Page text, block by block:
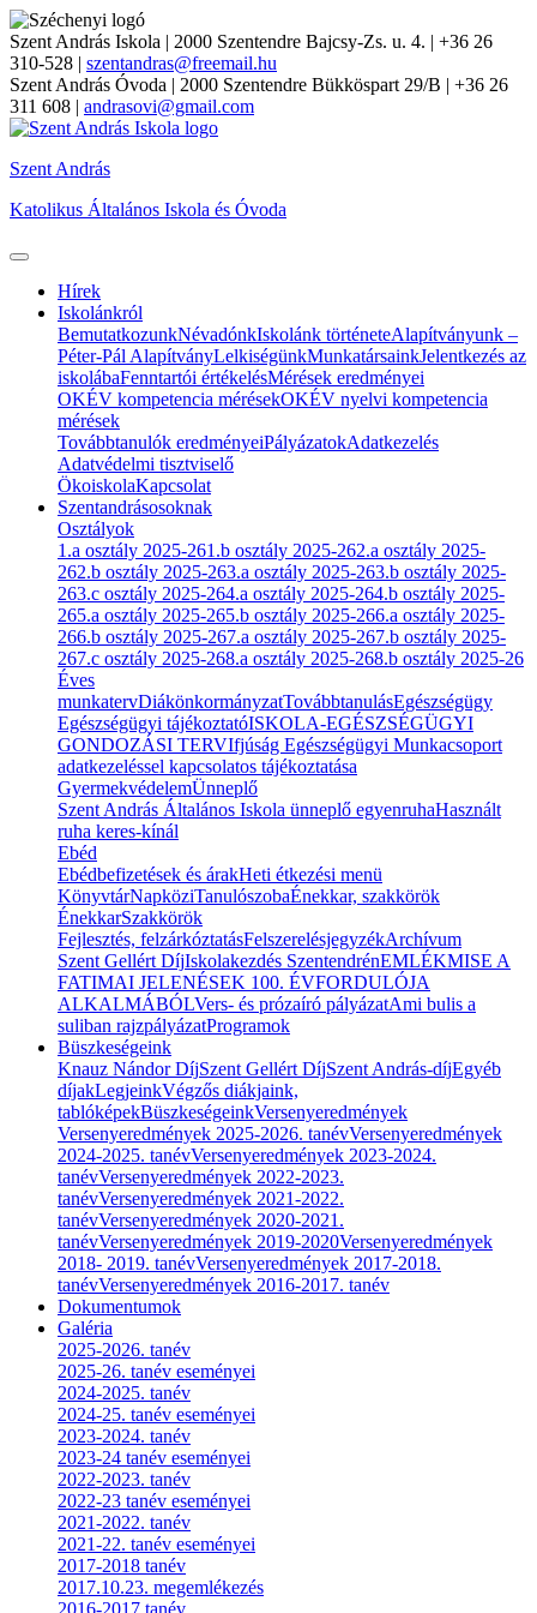
Szent András Iskola | 2000 Szentendre Bajcsy-Zs. u. 4. | +36 26
310-528 | szentandras@freemail.hu
Szent András Óvoda | 2000 Szentendre Bükköspart 29/B | +36 26
311 608 | andrasovi@gmail.com
Szent András
Katolikus Általános Iskola és Óvoda
Hírek
Iskolánkról
BemutatkozunkNévadónkIskolánk történeteAlapítványunk –
Péter-Pál AlapítványLelkiségünkMunkatársainkJelentkezés az
iskolábaFenntartói értékelésMérések eredményei
OKÉV kompetencia mérésekOKÉV nyelvi kompetencia
mérések
Továbbtanulók eredményeiPályázatokAdatkezelés
Adatvédelmi tisztviselő
ÖkoiskolaKapcsolat
Szentandrásosoknak
Osztályok
1.a osztály 2025-261.b osztály 2025-262.a osztály 2025-
262.b osztály 2025-263.a osztály 2025-263.b osztály 2025-
263.c osztály 2025-264.a osztály 2025-264.b osztály 2025-
265.a osztály 2025-265.b osztály 2025-266.a osztály 2025-
266.b osztály 2025-267.a osztály 2025-267.b osztály 2025-
267.c osztály 2025-268.a osztály 2025-268.b osztály 2025-26
Éves
munkatervDiákönkormányzatTovábbtanulásEgészségügy
Egészségügyi tájékoztatóISKOLA-EGÉSZSÉGÜGYI
GONDOZÁSI TERVIfjúság Egészségügyi Munkacsoport
adatkezeléssel kapcsolatos tájékoztatása
GyermekvédelemÜnneplő
Szent András Általános Iskola ünneplő egyenruhaHasznált
ruha keres-kínál
Ebéd
Ebédbefizetések és árakHeti étkezési menü
KönyvtárNapköziTanulószobaÉnekkar, szakkörök
ÉnekkarSzakkörök
Fejlesztés, felzárkóztatásFelszerelésjegyzékArchívum
Szent Gellért DíjIskolakezdés SzentendrénEMLÉKMISE A
FATIMAI JELENÉSEK 100. ÉVFORDULÓJA
ALKALMÁBÓLVers- és prózaíró pályázatAmi bulis a
suliban rajzpályázatProgramok
Büszkeségeink
Knauz Nándor DíjSzent Gellért DíjSzent András-díjEgyéb
díjakLegjeinkVégzős diákjaink,
tablóképekBüszkeségeinkVersenyeredmények
Versenyeredmények 2025-2026. tanévVersenyeredmények
2024-2025. tanévVersenyeredmények 2023-2024.
tanévVersenyeredmények 2022-2023.
tanévVersenyeredmények 2021-2022.
tanévVersenyeredmények 2020-2021.
tanévVersenyeredmények 2019-2020Versenyeredmények
2018- 2019. tanévVersenyeredmények 2017-2018.
tanévVersenyeredmények 2016-2017. tanév
Dokumentumok
Galéria
2025-2026. tanév
2025-26. tanév eseményei
2024-2025. tanév
2024-25. tanév eseményei
2023-2024. tanév
2023-24 tanév eseményei
2022-2023. tanév
2022-23 tanév eseményei
2021-2022. tanév
2021-22. tanév eseményei
2017-2018 tanév
2017.10.23. megemlékezés
2016-2017 tanév